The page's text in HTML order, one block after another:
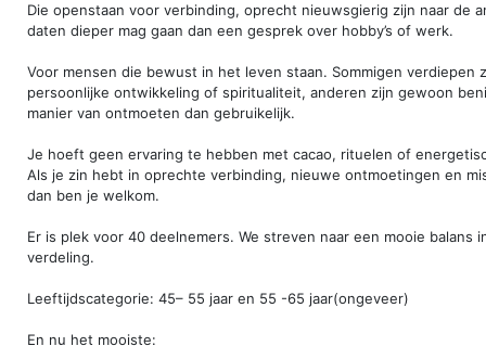
Die openstaan voor verbinding, oprecht nieuwsgierig zijn naar de
daten dieper mag gaan dan een gesprek over hobby’s of werk.
Voor mensen die bewust in het leven staan. Sommigen verdiepen
persoonlijke ontwikkeling of spiritualiteit, anderen zijn gewoon
manier van ontmoeten dan gebruikelijk.
Je hoeft geen ervaring te hebben met cacao, rituelen of
Als je zin hebt in oprechte verbinding, nieuwe ontmoetingen en
dan ben je welkom.
Er is plek voor 40 deelnemers. We streven naar een mooie balans
verdeling.
Leeftijdscategorie: 45– 55 jaar en 55 -65 jaar(ongeveer)
En nu het mooiste: